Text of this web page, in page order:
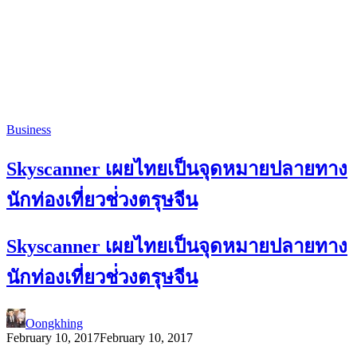
Business
Skyscanner เผยไทยเป็นจุดหมายปลายทาง
นักท่องเที่ยวช่่วงตรุษจีน
Skyscanner เผยไทยเป็นจุดหมายปลายทาง
นักท่องเที่ยวช่่วงตรุษจีน
Oongkhing
February 10, 2017February 10, 2017